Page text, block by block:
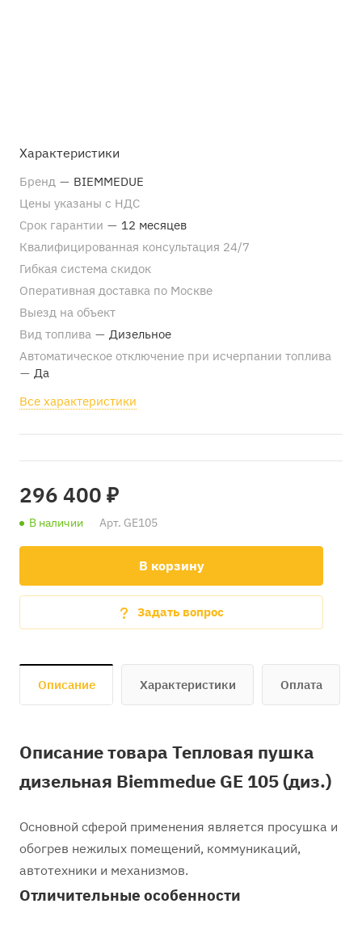
Характеристики
Бренд — BIEMMEDUE
Цены указаны с НДС
Срок гарантии — 12 месяцев
Квалифицированная консультация 24/7
Гибкая система скидок
Оперативная доставка по Москве
Выезд на объект
Вид топлива — Дизельное
Автоматическое отключение при исчерпании топлива
— Да
Все характеристики
296 400 ₽
В наличии Арт. GE105
В корзину
Задать вопрос
Описание Характеристики Оплата
Описание товара Тепловая пушка
дизельная Biemmedue GE 105 (диз.)
Основной сферой применения является просушка и
обогрев нежилых помещений, коммуникаций,
автотехники и механизмов.
Отличительные особенности